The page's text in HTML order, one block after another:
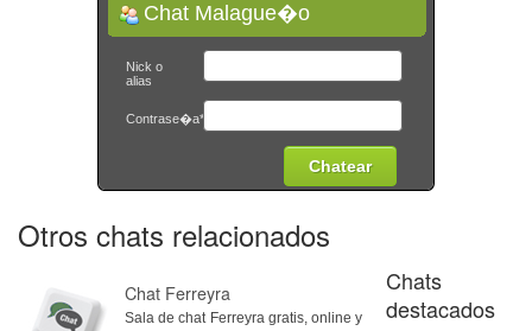
Chat Malague�o
Nick o
alias
Contrase�a*
Otros chats relacionados
Chat Ferreyra
Sala de chat Ferreyra gratis, online y
Chats
destacados